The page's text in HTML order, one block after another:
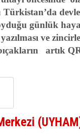
günlük
ve
artık